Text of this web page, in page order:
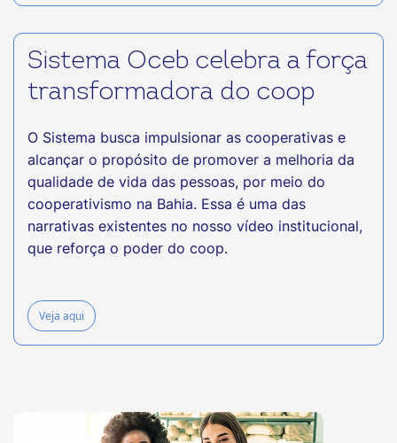
Sistema Oceb celebra a força
transformadora do coop
O Sistema busca impulsionar as cooperativas e
alcançar o propósito de promover a melhoria da
qualidade de vida das pessoas, por meio do
cooperativismo na Bahia. Essa é uma das
narrativas existentes no nosso vídeo institucional,
que reforça o poder do coop.
Veja aqui